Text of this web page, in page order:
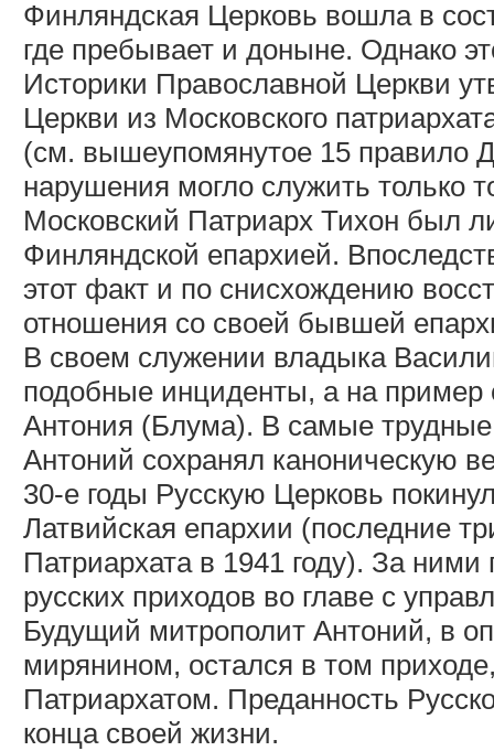
Финляндская Церковь вошла в
где пребывает и доныне. Однако
Историки Православной Церкви
Церкви из Московского
(см. вышеупомянутое 15 правило
нарушения могло служить только
Московский Патриарх Тихон был
Финляндской епархией.
этот факт и по снисхождению
отношения со своей бывшей
В своем служении владыка
подобные инциденты, а на пример
Антония (Блума). В самые
Антоний сохранял каноническую
30-е годы Русскую Церковь
Латвийская епархии (последние
Патриархата в 1941 году). За
русских приходов во главе с
Будущий митрополит Антоний, в
мирянином, остался в том
Патриархатом. Преданность
конца своей жизни.